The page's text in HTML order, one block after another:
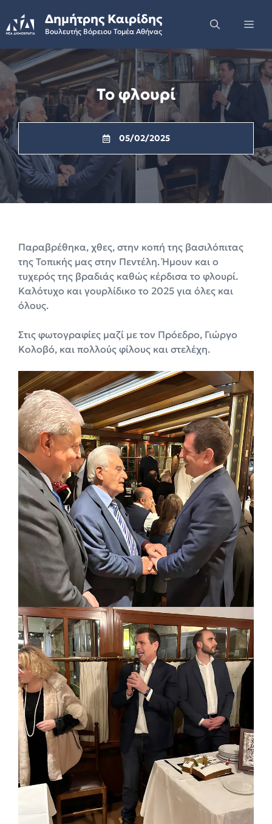
to
content
Δημήτρης Καιρίδης
Βουλευτής Βόρειου Τομέα Αθήνας
Το φλουρί
05/02/2025
Παραβρέθηκα, χθες, στην κοπή της βασιλόπιτας
της Τοπικής μας στην Πεντέλη. Ήμουν και ο
τυχερός της βραδιάς καθώς κέρδισα το φλουρί.
Καλότυχο και γουρλίδικο το 2025 για όλες και
όλους.
Στις φωτογραφίες μαζί με τον Πρόεδρο, Γιώργο
Κολοβό, και πολλούς φίλους και στελέχη.